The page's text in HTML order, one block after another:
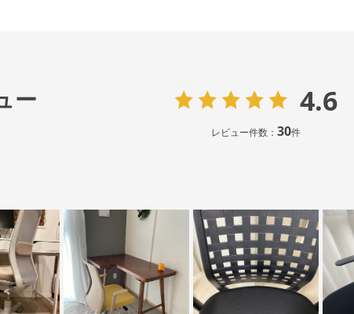
ー 4.6
レビュー件数： 30件